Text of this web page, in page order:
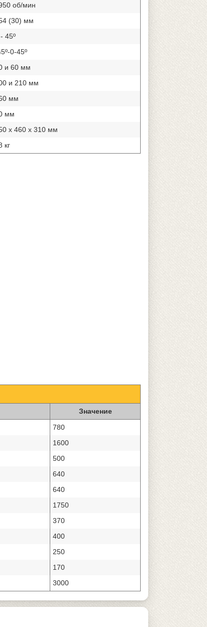
об/мин
(30) мм
45º
0-45º
и 60 мм
и 210 мм
мм
мм
х 460 х 310 мм
кг
Значение
780
1600
500
640
640
1750
370
400
250
170
3000